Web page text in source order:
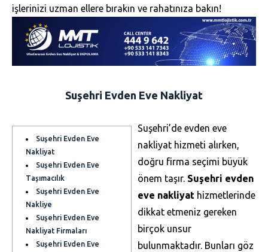
işlerinizi uzman ellere bırakın ve rahatınıza bakın!
Suşehri Evden Eve Nakliyat
Suşehri Evden Eve
Nakliyat
Suşehri Evden Eve
Taşımacılık
Suşehri Evden Eve
Nakliye
Suşehri Evden Eve
Nakliyat Firmaları
Suşehri Evden Eve
Suşehri’de evden eve
nakliyat hizmeti alırken,
doğru firma seçimi büyük
önem taşır. Suşehri evden
eve nakliyat hizmetlerinde
dikkat etmeniz gereken
birçok unsur
bulunmaktadır. Bunları göz